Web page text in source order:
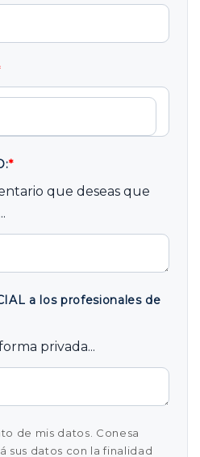
*
que deseas que
a los profesionales de
privada...
de mis datos. Conesa
sus datos con la finalidad